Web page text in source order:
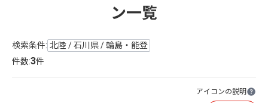
ン一覧
検索条件: 北陸 / 石川県 / 輪島・能登
件数:3件
アイコンの説明